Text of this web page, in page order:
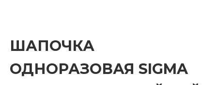
ШАПОЧКА
ОДНОРАЗОВАЯ SIGMA